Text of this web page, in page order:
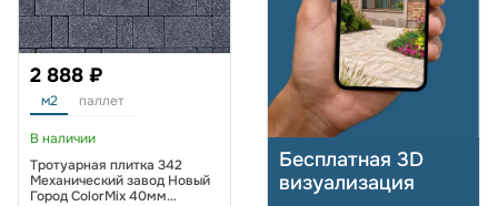
2 888 ₽
м2 паллет
В наличии
Тротуарная плитка 342
Механический завод Новый
Город ColorMix 40мм
Бесплатная 3D
визуализация